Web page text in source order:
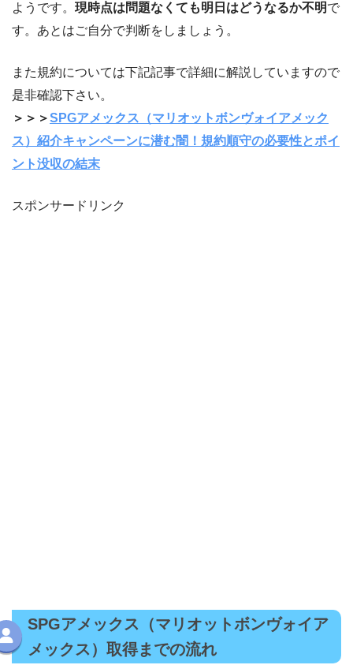
ようです。 現時点は問題なくても明日はどうなるか不明で
す。あとはご自分で判断をしましょう。
また規約については下記記事で詳細に解説していますので
是非確認下さい。
＞＞＞SPGアメックス（マリオットボンヴォイアメック
ス）紹介キャンペーンに潜む闇！規約順守の必要性とポイ
ント没収の結末
スポンサードリンク
SPGアメックス（マリオットボンヴォイア
メックス）取得までの流れ